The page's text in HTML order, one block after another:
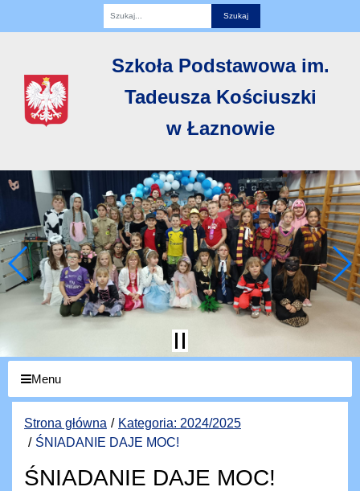
Szkoła Podstawowa im.
Tadeusza Kościuszki
w Łaznowie
Menu
Strona główna
Kategoria: 2024/2025
ŚNIADANIE DAJE MOC!
ŚNIADANIE DAJE MOC!